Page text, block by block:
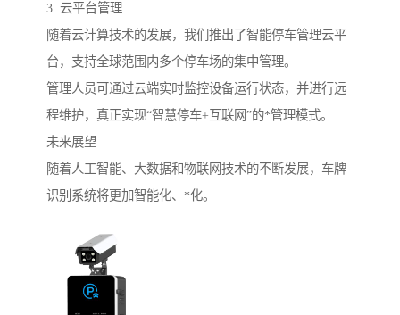
3. 云平台管理
随着云计算技术的发展，我们推出了智能停车管理云平
台，支持全球范围内多个停车场的集中管理。
管理人员可通过云端实时监控设备运行状态，并进行远
程维护，真正实现“智慧停车+互联网”的*管理模式。
未来展望
随着人工智能、大数据和物联网技术的不断发展，车牌
识别系统将更加智能化、*化。